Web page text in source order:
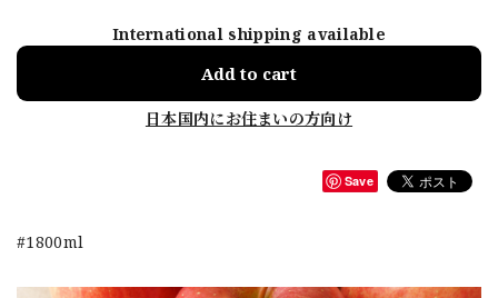
International shipping available
Add to cart
日本国内にお住まいの方向け
Save
#1800ml